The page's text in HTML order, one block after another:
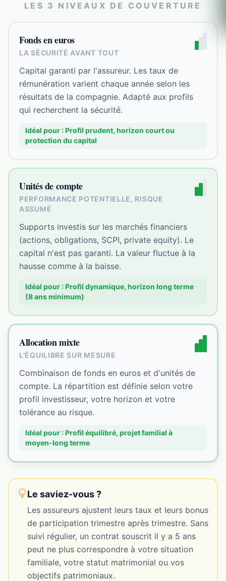
LES 3 NIVEAUX DE COUVERTURE
Fonds en euros
LA SÉCURITÉ AVANT TOUT
Capital garanti par l'assureur. Les taux de
rémunération varient chaque année selon les
résultats de la compagnie. Adapté aux profils
qui recherchent la sécurité.
Idéal pour :Profil prudent, horizon court ou
protection du capital
Unités de compte
PERFORMANCE POTENTIELLE, RISQUE
ASSUMÉ
Supports investis sur les marchés financiers
(actions, obligations, SCPI, private equity). Le
capital n'est pas garanti. La valeur fluctue à la
hausse comme à la baisse.
Idéal pour :Profil dynamique, horizon long terme
(8 ans minimum)
Allocation mixte
L'ÉQUILIBRE SUR MESURE
Combinaison de fonds en euros et d'unités de
compte. La répartition est définie selon votre
profil investisseur, votre horizon et votre
tolérance au risque.
Idéal pour :Profil équilibré, projet familial à
moyen-long terme
Le saviez-vous ?
Les assureurs ajustent leurs taux et leurs bonus
de participation trimestre après trimestre. Sans
suivi régulier, un contrat souscrit il y a 5 ans
peut ne plus correspondre à votre situation
familiale, votre statut matrimonial ou vos
objectifs patrimoniaux.